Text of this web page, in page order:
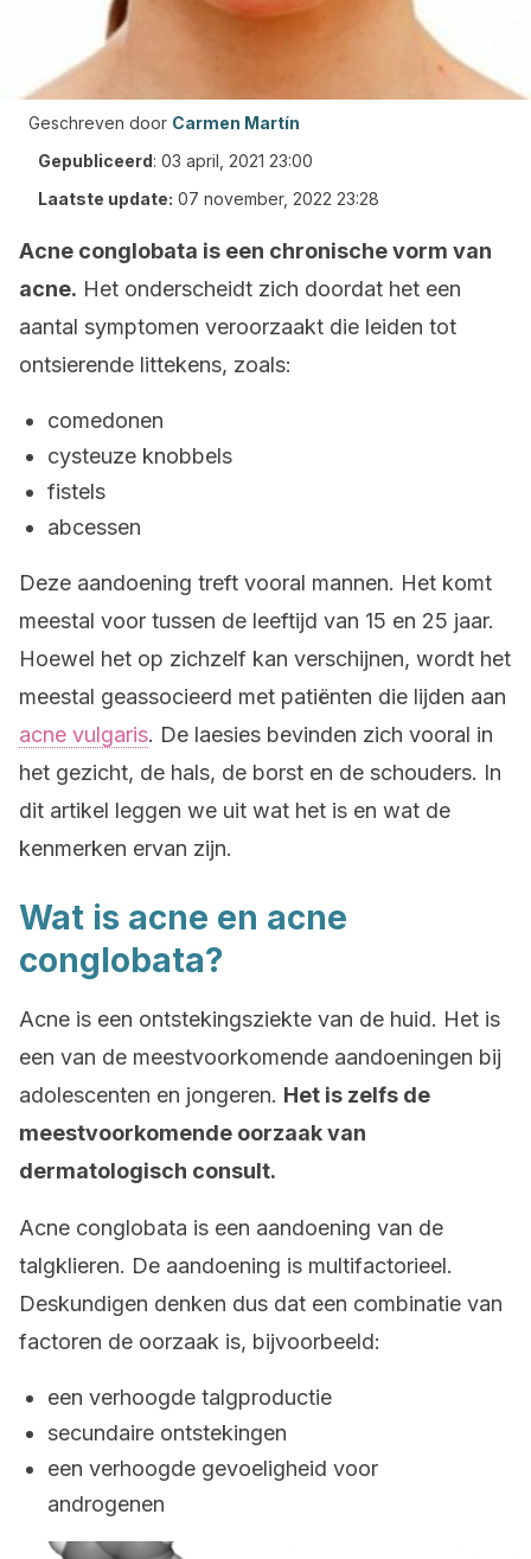
Geschreven door Carmen Martín
Gepubliceerd: 03 april, 2021 23:00
Laatste update: 07 november, 2022 23:28
Acne conglobata is een chronische vorm van
acne. Het onderscheidt zich doordat het een
aantal symptomen veroorzaakt die leiden tot
ontsierende littekens, zoals:
comedonen
cysteuze knobbels
fistels
abcessen
Deze aandoening treft vooral mannen. Het komt
meestal voor tussen de leeftijd van 15 en 25 jaar.
Hoewel het op zichzelf kan verschijnen, wordt het
meestal geassocieerd met patiënten die lijden aan
acne vulgaris. De laesies bevinden zich vooral in
het gezicht, de hals, de borst en de schouders. In
dit artikel leggen we uit wat het is en wat de
kenmerken ervan zijn.
Wat is acne en acne
conglobata?
Acne is een ontstekingsziekte van de huid. Het is
een van de meestvoorkomende aandoeningen bij
adolescenten en jongeren. Het is zelfs de
meestvoorkomende oorzaak van
dermatologisch consult.
Acne conglobata is een aandoening van de
talgklieren. De aandoening is multifactorieel.
Deskundigen denken dus dat een combinatie van
factoren de oorzaak is, bijvoorbeeld:
een verhoogde talgproductie
secundaire ontstekingen
een verhoogde gevoeligheid voor
androgenen